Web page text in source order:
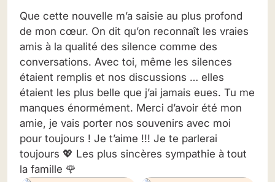
Que cette nouvelle m’a saisie au plus profond
de mon cœur. On dit qu’on reconnaît les vraies
amis à la qualité des silence comme des
conversations. Avec toi, même les silences
étaient remplis et nos discussions … elles
étaient les plus belle que j’ai jamais eues. Tu me
manques énormément. Merci d’avoir été mon
amie, je vais porter nos souvenirs avec moi
pour toujours ! Je t’aime !!! Je te parlerai
toujours 💖 Les plus sincères sympathie à tout
la famille 🌹